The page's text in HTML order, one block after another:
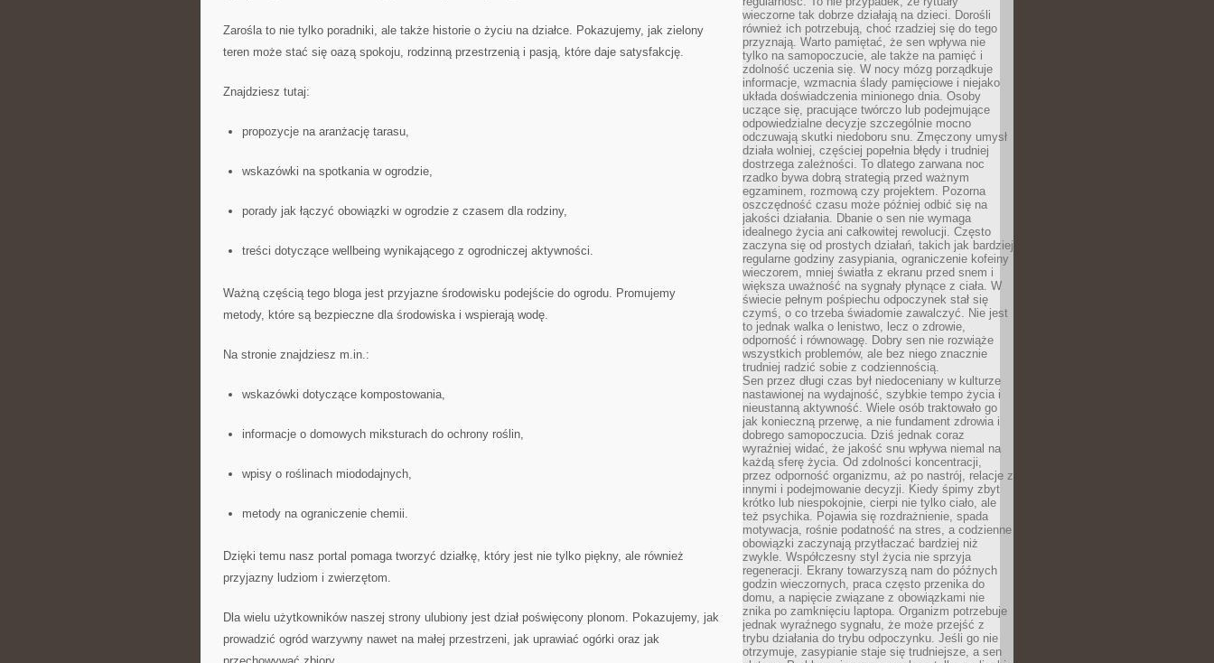
Zarośla to nie tylko poradniki, ale także historie o życiu na działce. Pokazujemy, jak zielony
teren może stać się oazą spokoju, rodzinną przestrzenią i pasją, które daje satysfakcję.
Znajdziesz tutaj:
propozycje na aranżację tarasu,
wskazówki na spotkania w ogrodzie,
porady jak łączyć obowiązki w ogrodzie z czasem dla rodziny,
treści dotyczące wellbeing wynikającego z ogrodniczej aktywności.
Ważną częścią tego bloga jest przyjazne środowisku podejście do ogrodu. Promujemy
metody, które są bezpieczne dla środowiska i wspierają wodę.
Na stronie znajdziesz m.in.:
wskazówki dotyczące kompostowania,
informacje o domowych miksturach do ochrony roślin,
wpisy o roślinach miododajnych,
metody na ograniczenie chemii.
Dzięki temu nasz portal pomaga tworzyć działkę, który jest nie tylko piękny, ale również
przyjazny ludziom i zwierzętom.
Dla wielu użytkowników naszej strony ulubiony jest dział poświęcony plonom. Pokazujemy, jak
prowadzić ogród warzywny nawet na małej przestrzeni, jak uprawiać ogórki oraz jak
wieczorne tak dobrze działają na dzieci. Dorośli
również ich potrzebują, choć rzadziej się do tego
przyznają. Warto pamiętać, że sen wpływa nie
tylko na samopoczucie, ale także na pamięć i
zdolność uczenia się. W nocy mózg porządkuje
informacje, wzmacnia ślady pamięciowe i niejako
układa doświadczenia minionego dnia. Osoby
uczące się, pracujące twórczo lub podejmujące
odpowiedzialne decyzje szczególnie mocno
odczuwają skutki niedoboru snu. Zmęczony umysł
działa wolniej, częściej popełnia błędy i trudniej
dostrzega zależności. To dlatego zarwana noc
rzadko bywa dobrą strategią przed ważnym
egzaminem, rozmową czy projektem. Pozorna
oszczędność czasu może później odbić się na
jakości działania. Dbanie o sen nie wymaga
idealnego życia ani całkowitej rewolucji. Często
zaczyna się od prostych działań, takich jak bardziej
regularne godziny zasypiania, ograniczenie kofeiny
wieczorem, mniej światła z ekranu przed snem i
większa uważność na sygnały płynące z ciała. W
świecie pełnym pośpiechu odpoczynek stał się
czymś, o co trzeba świadomie zawalczyć. Nie jest
to jednak walka o lenistwo, lecz o zdrowie,
odporność i równowagę. Dobry sen nie rozwiąże
wszystkich problemów, ale bez niego znacznie
trudniej radzić sobie z codziennością.
Sen przez długi czas był niedoceniany w kulturze
nastawionej na wydajność, szybkie tempo życia i
nieustanną aktywność. Wiele osób traktowało go
jak konieczną przerwę, a nie fundament zdrowia i
dobrego samopoczucia. Dziś jednak coraz
wyraźniej widać, że jakość snu wpływa niemal na
każdą sferę życia. Od zdolności koncentracji,
przez odporność organizmu, aż po nastrój, relacje z
innymi i podejmowanie decyzji. Kiedy śpimy zbyt
krótko lub niespokojnie, cierpi nie tylko ciało, ale
też psychika. Pojawia się rozdrażnienie, spada
motywacja, rośnie podatność na stres, a codzienne
obowiązki zaczynają przytłaczać bardziej niż
zwykle. Współczesny styl życia nie sprzyja
regeneracji. Ekrany towarzyszą nam do późnych
godzin wieczornych, praca często przenika do
domu, a napięcie związane z obowiązkami nie
znika po zamknięciu laptopa. Organizm potrzebuje
jednak wyraźnego sygnału, że może przejść z
trybu działania do trybu odpoczynku. Jeśli go nie
otrzymuje, zasypianie staje się trudniejsze, a sen